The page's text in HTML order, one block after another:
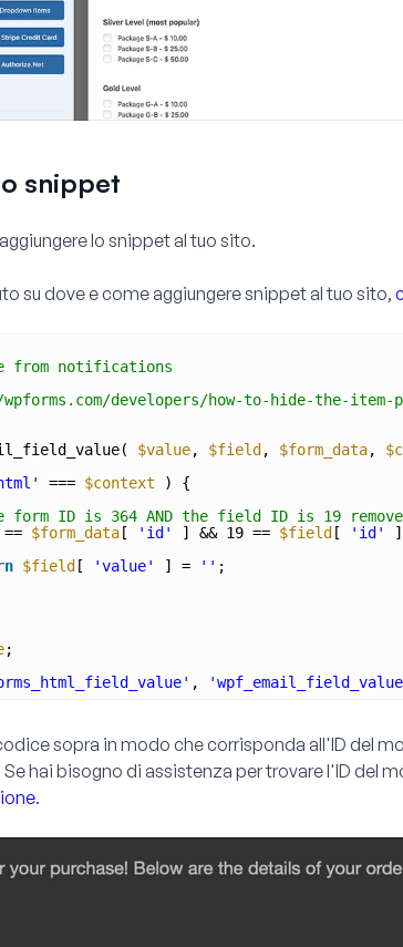
snippet
lo snippet al tuo sito.
su dove e come aggiungere snippet al tuo sito,
from notifications
developers/how-to-hide-the-
$value, $field , $form_data,
=== $context
) {
ID is 364 AND the field ID is 19
$form_data [ 'id' ] && 19 == $field [ 'id'
$field [ 'value' ] = '' ;
;
,
sopra in modo che corrisponda all'ID del
Se hai bisogno di assistenza per trovare l'ID del
.